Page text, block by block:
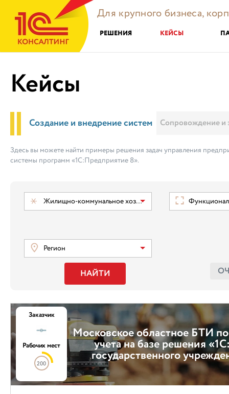
Для крупного бизнеса,
РЕШЕНИЯ КЕЙСЫ
Кейсы
Создание и внедрение систем Сопровождение и
Здесь вы можете найти примеры решения задач управления
системы программ «1С:Предприятие 8».
Жилищно-коммунальное хозяйство
Регион
НАЙТИ
Московское областное БТИ
учета на базе решения
государственного
Заказчик
Рабочих мест
200